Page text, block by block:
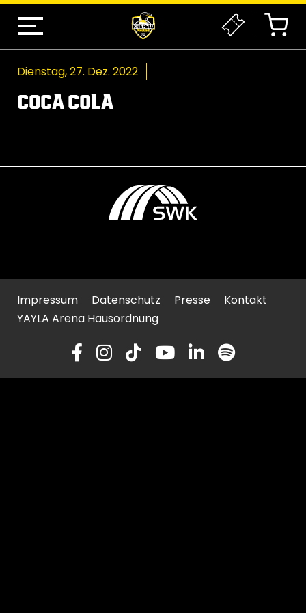
Dienstag, 27. Dez. 2022
COCA COLA
Impressum Datenschutz Presse
Kontakt
YAYLA Arena Hausordnung